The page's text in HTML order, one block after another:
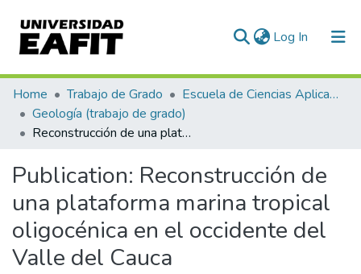
Log In (current)
Communities & Collections
All of DSpace
Home Trabajo de Grado
Escuela de Ciencias Aplicadas e Ingeniería
Geología (trabajo de grado)
Reconstrucción de una plataforma marina tropical oligocénica en el occidente del Valle del Cauca
Publication: Reconstrucción de
una plataforma marina tropical
oligocénica en el occidente del
Valle del Cauca